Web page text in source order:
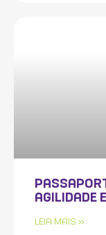
AGILIDADE
LEIA MAIS »